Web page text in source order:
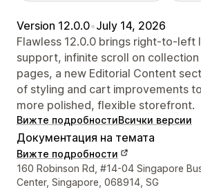
Version 12.0.0•July 14, 2026
Flawless 12.0.0 brings right-to-left
support, infinite scroll on collection
pages, a new Editorial Content
of styling and cart improvements
more polished, flexible storefront.
Вижте подробностиВсички версии
Документация на темата
Вижте подробности
Данни за връзка с дизайнера
160 Robinson Rd, #14-04 Singapore
Center, Singapore, 068914, SG